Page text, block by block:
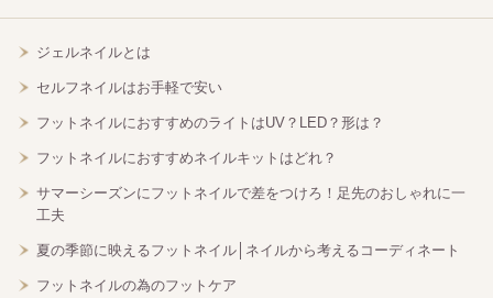
ジェルネイルとは
セルフネイルはお手軽で安い
フットネイルにおすすめのライトはUV？LED？形は？
フットネイルにおすすめネイルキットはどれ？
サマーシーズンにフットネイルで差をつけろ！足先のおしゃれに一
工夫
夏の季節に映えるフットネイル│ネイルから考えるコーディネート
フットネイルの為のフットケア